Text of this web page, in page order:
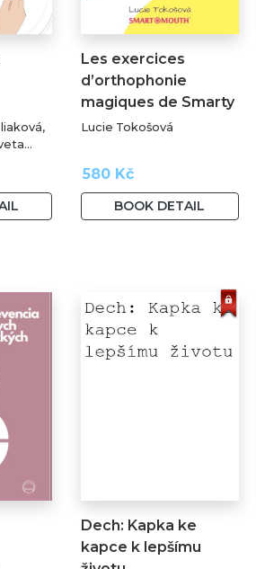
Les exercices
d’orthophonie
magiques de Smarty
Lucie Tokošová
580 Kč
BOOK DETAIL
Dech: Kapka ke
kapce k lepšímu